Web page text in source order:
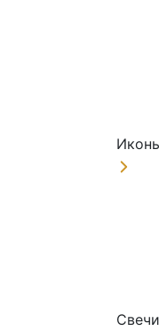
Свечи